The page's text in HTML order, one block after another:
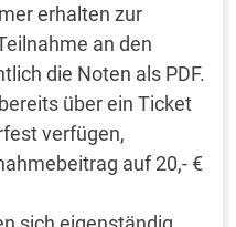
erhalten zur
an den
die Noten als PDF.
über ein Ticket
verfügen,
auf 20,- €